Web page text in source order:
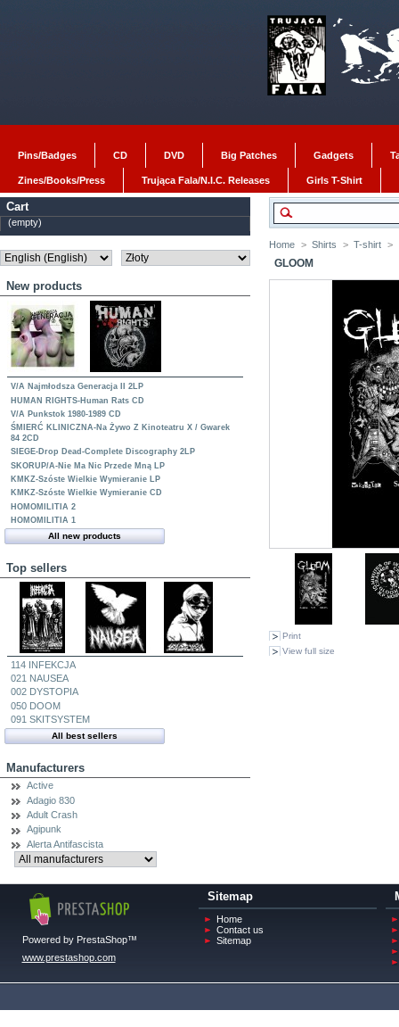
Pins/Badges CD DVD Big Patches Gadgets
Zines/Books/Press Trująca Fala/N.I.C. Releases Girls T-Shirt
Cart
(empty)
New products
V/A Najmłodsza Generacja II 2LP
HUMAN RIGHTS-Human Rats CD
V/A Punkstok 1980-1989 CD
ŚMIERĆ KLINICZNA-Na Żywo Z Kinoteatru X / Gwarek
84 2CD
SIEGE-Drop Dead-Complete Discography 2LP
SKORUP/A-Nie Ma Nic Przede Mną LP
KMKZ-Szóste Wielkie Wymieranie LP
KMKZ-Szóste Wielkie Wymieranie CD
HOMOMILITIA 2
HOMOMILITIA 1
All new products
Top sellers
114 INFEKCJA
021 NAUSEA
002 DYSTOPIA
050 DOOM
091 SKITSYSTEM
All best sellers
Manufacturers
Active
Adagio 830
Adult Crash
Agipunk
Alerta Antifascista
Home > Shirts > T-shirt >
GLOOM
Print
View full size
Powered by PrestaShop™
www.prestashop.com
Sitemap
Home
Contact us
Sitemap